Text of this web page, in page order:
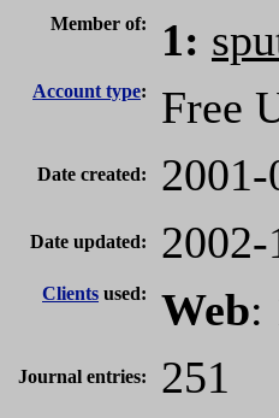
Member of: 1:
Account type: Free
Date created:
Date updated:
Clients used: Web:
Journal entries: 251